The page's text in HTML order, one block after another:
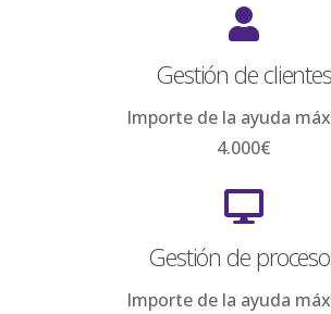
Gestión de clientes
Importe de la ayuda
4.000€
Gestión de
Importe de la ayuda